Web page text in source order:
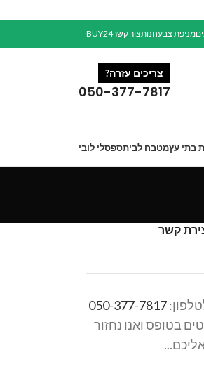
מניפת צבעחנותצור קשרBUY24
צריכים עזרה?
050-377-7817
בתי עץמטבח לביתספסלי לובי
קשר
050-377-7817
בטופס ואנו נחזור